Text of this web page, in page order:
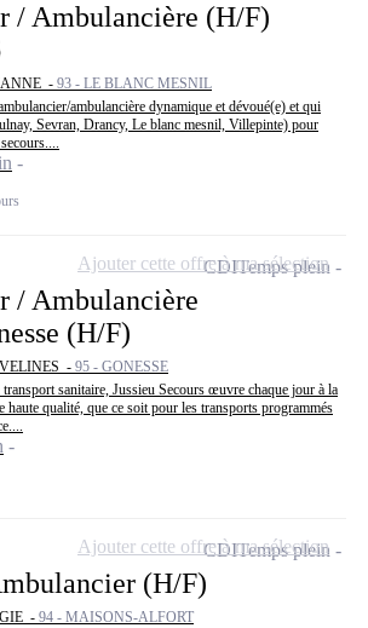
/ Ambulancière (H/F)
- 93 - LE BLANC MESNIL
ambulancière dynamique et dévoué(e) et qui
Sevran, Drancy, Le blanc mesnil, Villepinte) pour
/ Ambulancière
(H/F)
- 95 - GONESSE
transport sanitaire, Jussieu Secours œuvre chaque jour à la
haute qualité, que ce soit pour les transports programmés
CDITemps plein
Ajouter cette offre à ma sélection
(H/F)
- 94 - MAISONS-ALFORT
CDITemps plein
Ajouter cette offre à ma sélection